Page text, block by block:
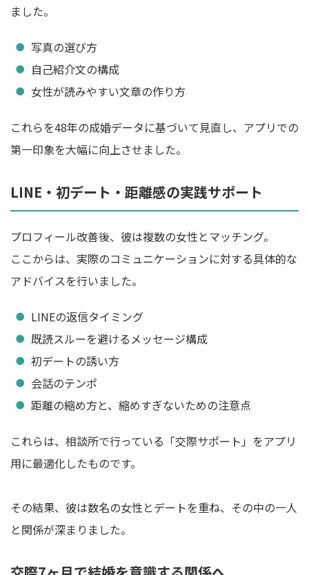
ました。
写真の選び方
自己紹介文の構成
女性が読みやすい文章の作り方
これらを48年の成婚データに基づいて見直し、アプリでの
第一印象を大幅に向上させました。
LINE・初デート・距離感の実践サポート
プロフィール改善後、彼は複数の女性とマッチング。
ここからは、実際のコミュニケーションに対する具体的な
アドバイスを行いました。
LINEの返信タイミング
既読スルーを避けるメッセージ構成
初デートの誘い方
会話のテンポ
距離の縮め方と、縮めすぎないための注意点
これらは、相談所で行っている「交際サポート」をアプリ
用に最適化したものです。
その結果、彼は数名の女性とデートを重ね、その中の一人
と関係が深まりました。